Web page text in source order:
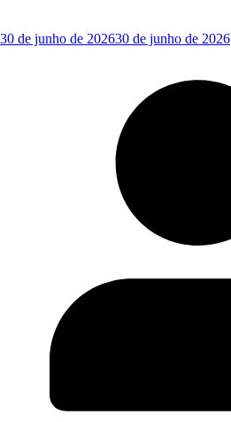
30 de junho de 202630 de junho de 2026